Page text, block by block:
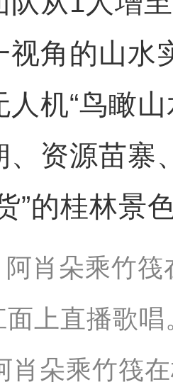
视角的山水
机“鸟瞰
、资源苗寨
”的桂林景
肖朵乘竹筏